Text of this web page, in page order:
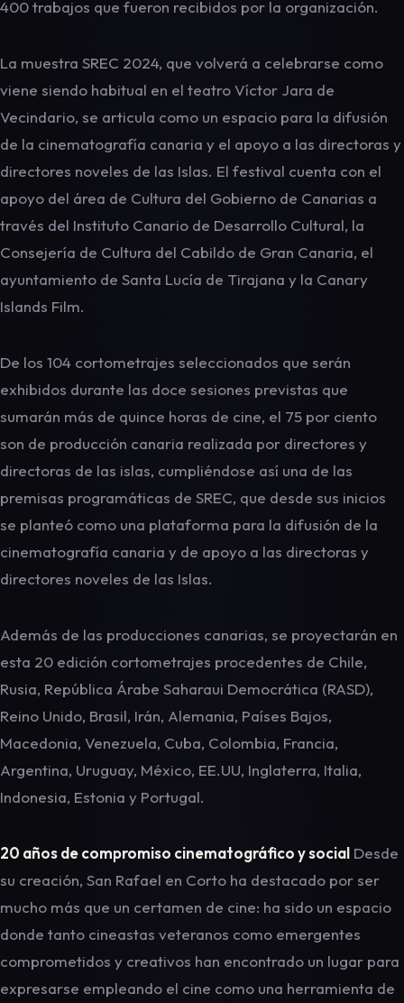
400 trabajos que fueron recibidos por la organización.
La muestra SREC 2024, que volverá a celebrarse como
viene siendo habitual en el teatro Víctor Jara de
Vecindario, se articula como un espacio para la difusión
de la cinematografía canaria y el apoyo a las directoras y
directores noveles de las Islas. El festival cuenta con el
apoyo del área de Cultura del Gobierno de Canarias a
través del Instituto Canario de Desarrollo Cultural, la
Consejería de Cultura del Cabildo de Gran Canaria, el
ayuntamiento de Santa Lucía de Tirajana y la Canary
Islands Film.
De los 104 cortometrajes seleccionados que serán
exhibidos durante las doce sesiones previstas que
sumarán más de quince horas de cine, el 75 por ciento
son de producción canaria realizada por directores y
directoras de las islas, cumpliéndose así una de las
premisas programáticas de SREC, que desde sus inicios
se planteó como una plataforma para la difusión de la
cinematografía canaria y de apoyo a las directoras y
directores noveles de las Islas.
Además de las producciones canarias, se proyectarán en
esta 20 edición cortometrajes procedentes de Chile,
Rusia, República Árabe Saharaui Democrática (RASD),
Reino Unido, Brasil, Irán, Alemania, Países Bajos,
Macedonia, Venezuela, Cuba, Colombia, Francia,
Argentina, Uruguay, México, EE.UU, Inglaterra, Italia,
Indonesia, Estonia y Portugal.
20 años de compromiso cinematográfico y social Desde
su creación, San Rafael en Corto ha destacado por ser
mucho más que un certamen de cine: ha sido un espacio
donde tanto cineastas veteranos como emergentes
comprometidos y creativos han encontrado un lugar para
expresarse empleando el cine como una herramienta de